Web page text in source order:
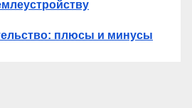
плюсы и минусы